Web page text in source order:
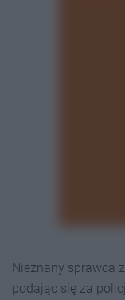
Nieznany sprawca
podając się za